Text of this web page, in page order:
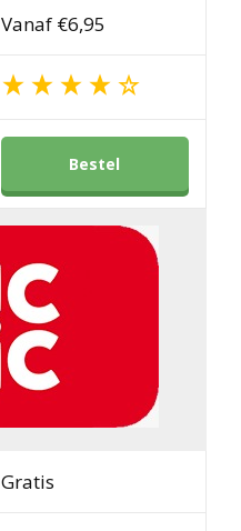
Vanaf €6,95
Bestel
Gratis